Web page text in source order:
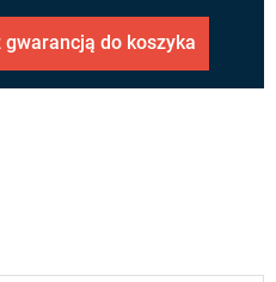
gwarancją do koszyka